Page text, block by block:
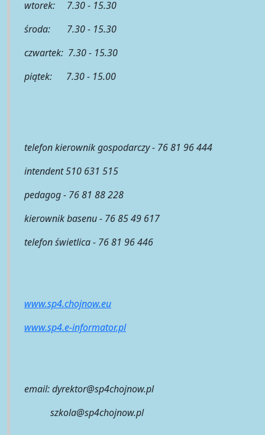
wtorek: 7.30 - 15.30
środa: 7.30 - 15.30
czwartek: 7.30 - 15.30
piątek: 7.30 - 15.00
telefon kierownik gospodarczy - 76 81 96 444
intendent 510 631 515
pedagog - 76 81 88 228
kierownik basenu - 76 85 49 617
telefon świetlica - 76 81 96 446
www.sp4.chojnow.eu
www.sp4.e-informator.pl
email: dyrektor@sp4chojnow.pl
szkola@sp4chojnow.pl